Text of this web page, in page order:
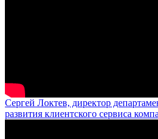
Сергей Локтев, директор
развития клиентского сервиса